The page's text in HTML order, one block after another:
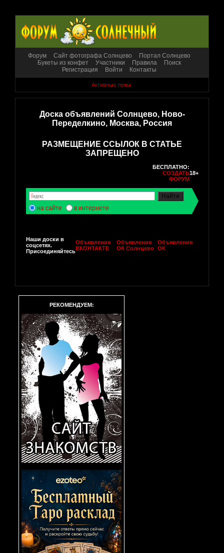
Форум Сайт фотографа Солнцево
Портал Солнцево
Букеты из конфет
Участники Правила
Поиск
Регистрация
Войти Контакты
Активные темы
Доска объявлений Солнцево, Ново-
Переделкино, Москва, Россия
РАЗМЕЩЕНИЕ ССЫЛОК В СТАТЬЕ
ЗАПРЕЩЕНО
БЕСПЛАТНО:
СОЗДАТЬ
ФОРУМ
18+
на сайте в интернете
Наши доски в
соцсетях.
Присоединяйтесь
Объявления
ВКОНТАКТЕ
Объявления
ОК Солнцево
Объявления
ОК
РЕКОМЕНДУЕМ: